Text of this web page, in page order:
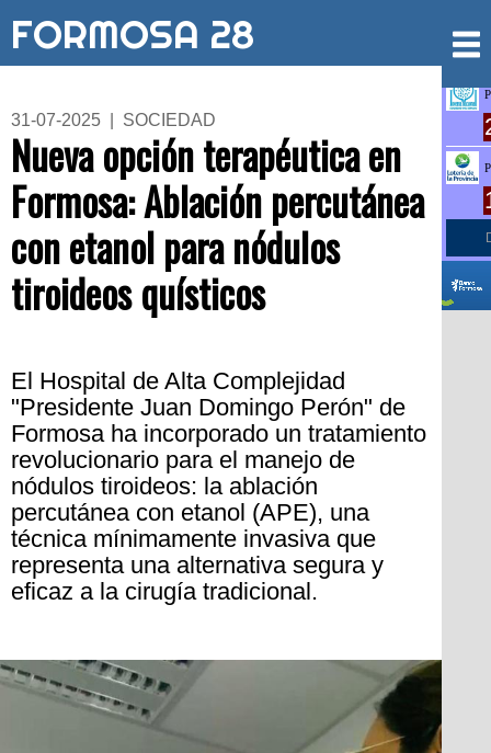
FORMOSA 28
31-07-2025 | SOCIEDAD
Nueva opción terapéutica en
Formosa: Ablación percutánea
con etanol para nódulos
tiroideos quísticos
El Hospital de Alta Complejidad
"Presidente Juan Domingo Perón" de
Formosa ha incorporado un tratamiento
revolucionario para el manejo de
nódulos tiroideos: la ablación
percutánea con etanol (APE), una
técnica mínimamente invasiva que
representa una alternativa segura y
eficaz a la cirugía tradicional.